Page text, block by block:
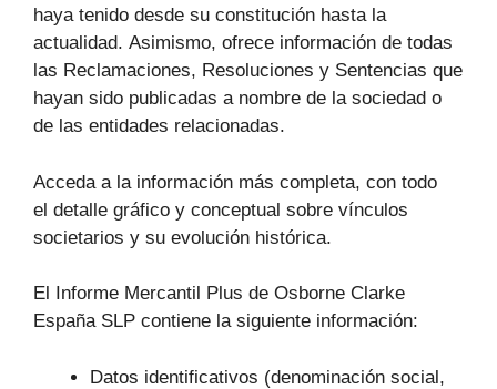
haya tenido desde su constitución hasta la
actualidad. Asimismo, ofrece información de todas
las Reclamaciones, Resoluciones y Sentencias que
hayan sido publicadas a nombre de la sociedad o
de las entidades relacionadas.
Acceda a la información más completa, con todo
el detalle gráfico y conceptual sobre vínculos
societarios y su evolución histórica.
El Informe Mercantil Plus de Osborne Clarke
España SLP contiene la siguiente información:
Datos identificativos (denominación social,